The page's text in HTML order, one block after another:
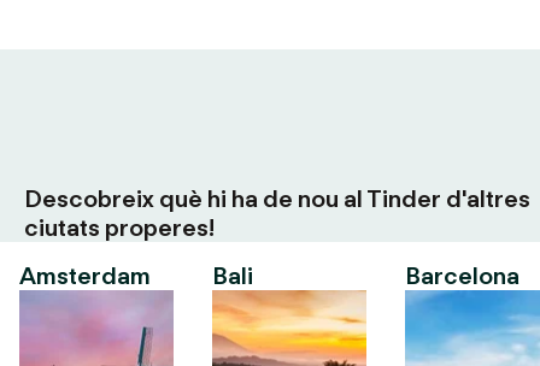
Descobreix què hi ha de nou al Tinder d'altres
ciutats properes!
Amsterdam
Bali Barcelona